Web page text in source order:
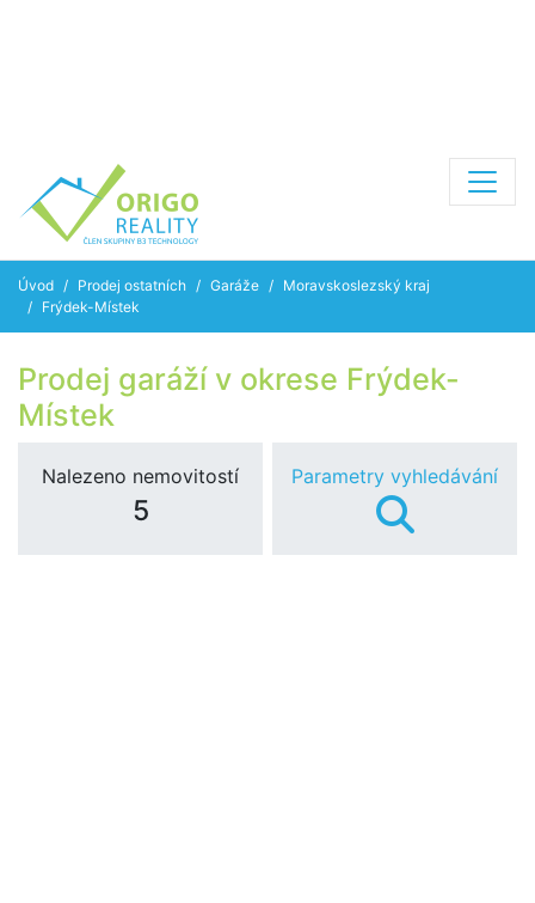
Úvod Prodej ostatních Garáže
Moravskoslezský kraj
Frýdek-Místek
Prodej garáží v okrese Frýdek-
Místek
Nalezeno nemovitostí
5
Parametry vyhledávání